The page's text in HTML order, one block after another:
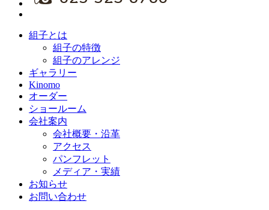
組子とは
組子の特徴
組子のアレンジ
ギャラリー
Kinomo
オーダー
ショールーム
会社案内
会社概要・沿革
アクセス
パンフレット
メディア・実績
お知らせ
お問い合わせ